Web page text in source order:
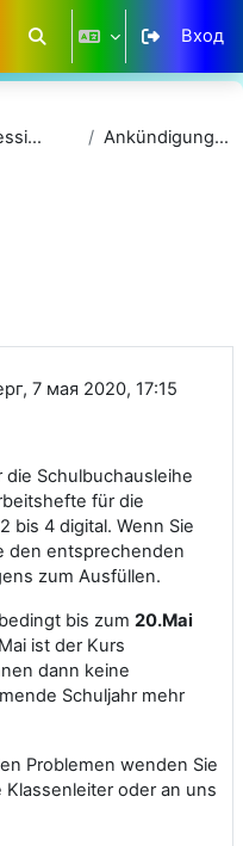
Изменить данныеВход
Grundschule "Gotthold Ephraim Lessing" Ankündigungen
7 мая 2020, 17:15
Schulbuchausleihe
für die
bis 4 digital. Wenn Sie
den entsprechenden
zum Ausfüllen.
bis zum 20.Mai
ist der Kurs
dann keine
Schuljahr mehr
Problemen wenden Sie
oder an uns